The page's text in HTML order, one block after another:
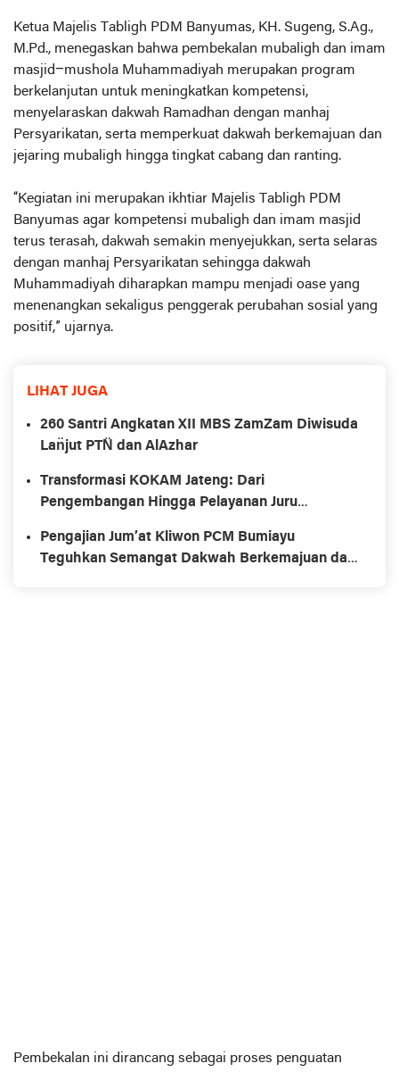
Ketua Majelis Tabligh PDM Banyumas, KH. Sugeng, S.Ag.,
M.Pd., menegaskan bahwa pembekalan mubaligh dan imam
masjid–mushola Muhammadiyah merupakan program
berkelanjutan untuk meningkatkan kompetensi,
menyelaraskan dakwah Ramadhan dengan manhaj
Persyarikatan, serta memperkuat dakwah berkemajuan dan
jejaring mubaligh hingga tingkat cabang dan ranting.
“Kegiatan ini merupakan ikhtiar Majelis Tabligh PDM
Banyumas agar kompetensi mubaligh dan imam masjid
terus terasah, dakwah semakin menyejukkan, serta selaras
dengan manhaj Persyarikatan sehingga dakwah
Muhammadiyah diharapkan mampu menjadi oase yang
menenangkan sekaligus penggerak perubahan sosial yang
positif,” ujarnya.
LIHAT JUGA
260 Santri Angkatan XII MBS ZamZam Diwisuda
Lan̈jut PTN̈ dan AlAzhar
Transformasi KOKAM Jateng: Dari
Pengembangan Hingga Pelayanan Juru
Pengajian Jum’at Kliwon PCM Bumiayu
Teguhkan Semangat Dakwah Berkemajuan dan
Pembekalan ini dirancang sebagai proses penguatan